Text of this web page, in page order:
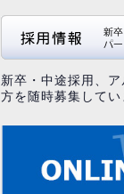
新卒・中途採用、
方を随時募集してい